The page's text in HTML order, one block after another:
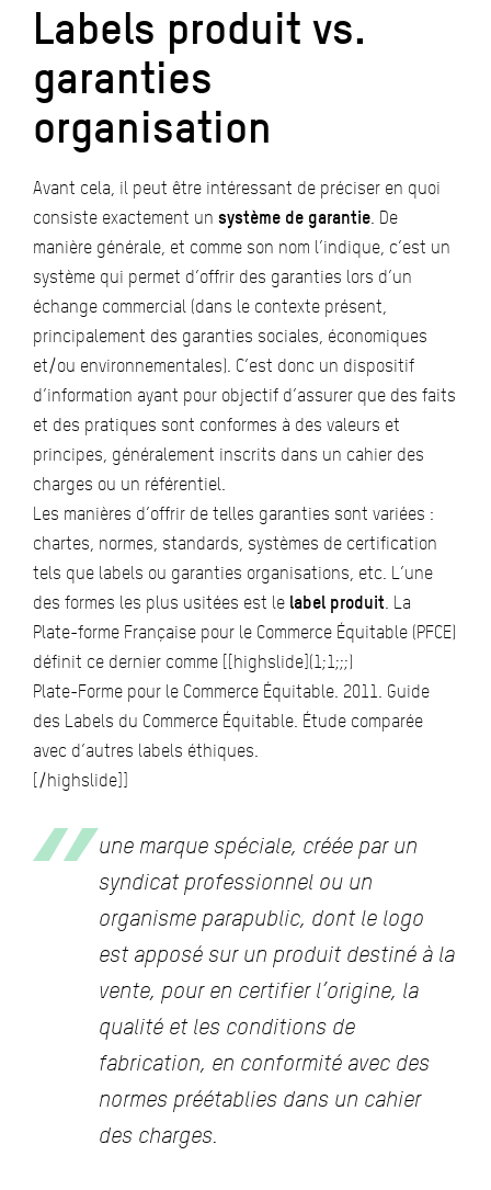
Labels produit vs.
garanties
organisation
Avant cela, il peut être intéressant de préciser en quoi
consiste exactement un système de garantie. De
manière générale, et comme son nom l’indique, c’est un
système qui permet d’offrir des garanties lors d’un
échange commercial (dans le contexte présent,
principalement des garanties sociales, économiques
et/ou environnementales). C’est donc un dispositif
d’information ayant pour objectif d’assurer que des faits
et des pratiques sont conformes à des valeurs et
principes, généralement inscrits dans un cahier des
charges ou un référentiel.
Les manières d’offrir de telles garanties sont variées :
chartes, normes, standards, systèmes de certification
tels que labels ou garanties organisations, etc. L’une
des formes les plus usitées est le label produit. La
Plate-forme Française pour le Commerce Équitable (PFCE)
définit ce dernier comme [[highslide](1;1;;;)
Plate-Forme pour le Commerce Équitable. 2011. Guide
des Labels du Commerce Équitable. Étude comparée
avec d’autres labels éthiques.
[/highslide]]
une marque spéciale, créée par un
syndicat professionnel ou un
organisme parapublic, dont le logo
est apposé sur un produit destiné à la
vente, pour en certifier l’origine, la
qualité et les conditions de
fabrication, en conformité avec des
normes préétablies dans un cahier
des charges.